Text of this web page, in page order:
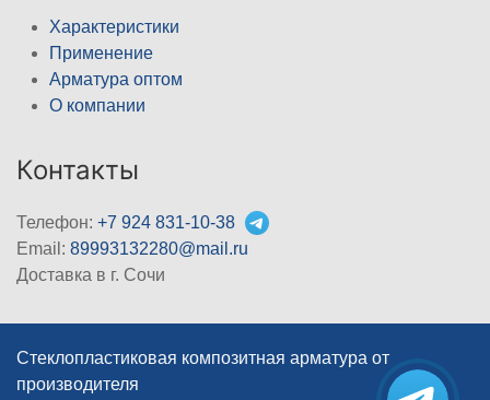
Характеристики
Применение
Арматура оптом
О компании
Контакты
Телефон: +7 924 831-10-38
Email: 89993132280@mail.ru
Доставка в г. Сочи
Стеклопластиковая композитная арматура от
производителя